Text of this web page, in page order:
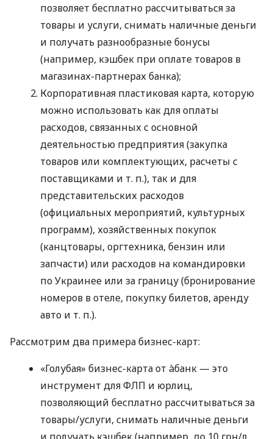
позволяет бесплатно рассчитываться за
товары и услуги, снимать наличные деньги
и получать разнообразные бонусы
(например, кэшбек при оплате товаров в
магазинах-партнерах банка);
Корпоративная пластиковая карта, которую
можно использовать как для оплаты
расходов, связанных с основной
деятельностью предприятия (закупка
товаров или комплектующих, расчеты с
поставщиками и т. п.), так и для
представительских расходов
(официальных мероприятий, культурных
программ), хозяйственных покупок
(канцтовары, оргтехника, бензин или
запчасти) или расходов на командировки
по Украинее или за границу (бронирование
номеров в отеле, покупку билетов, аренду
авто и т. п.).
Рассмотрим два примера бизнес-карт:
«Голубая» бизнес-карта от àбанк — это
инструмент для ФЛП и юрлиц,
позволяющий бесплатно рассчитываться за
товары/услуги, снимать наличные деньги